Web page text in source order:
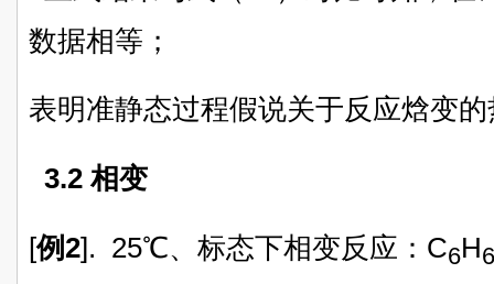
数据相等；
表明准静态过程假说关于反应焓变
3.2 相变
[例2]. 25℃、标态下相变反应：C6H6